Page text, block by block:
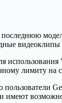
лимиту на
пользователи
имеют